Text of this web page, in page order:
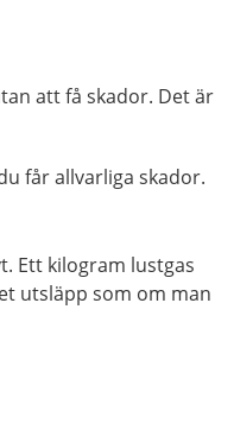
att få skador. Det är
får allvarliga skador.
Ett kilogram lustgas
utsläpp som om man